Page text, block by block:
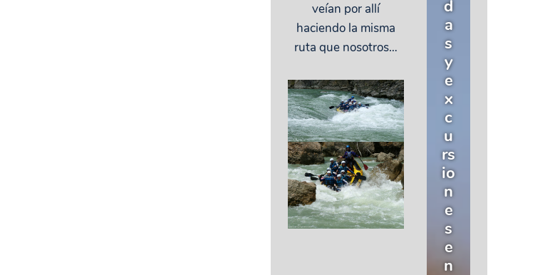
veían por allí
haciendo la misma
ruta que nosotros…
d
a
s
y
e
x
c
u
rs
io
n
e
s
e
n